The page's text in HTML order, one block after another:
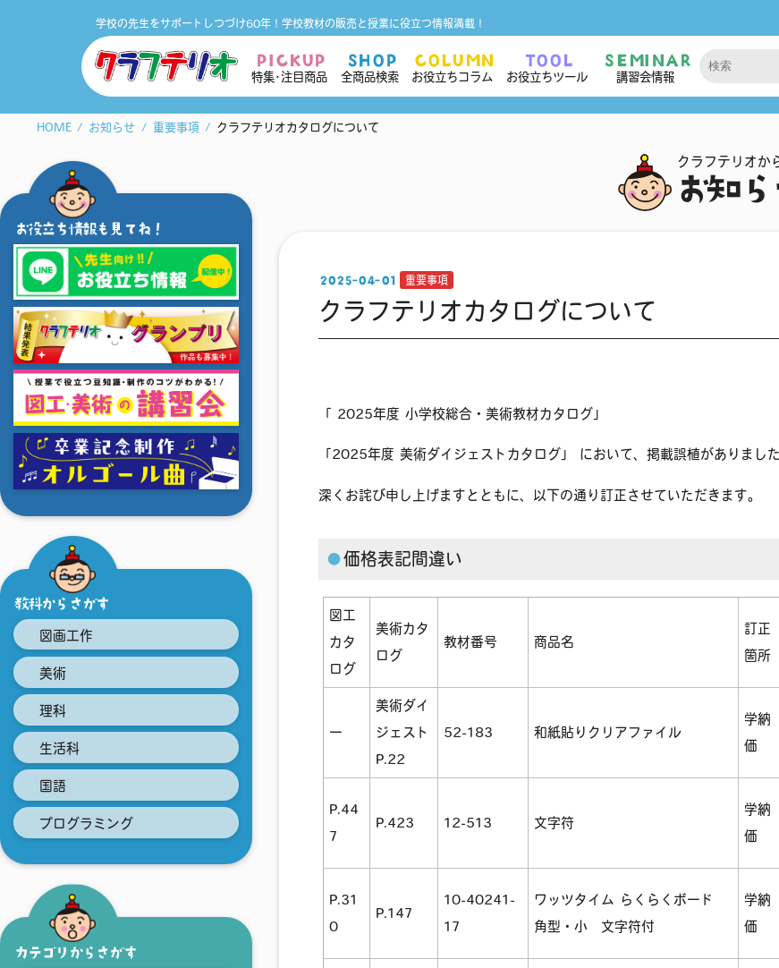
学校の先生をサポートしつづけ60年！ 学校教材の販売と授業に役立つ情報満載！
PICKUP
特集･注目商品
SHOP
全商品検索
COLUMN
お役立ちコラム
TOOL
お役立ちツール
SEMINAR
講習会情報
HOME お知らせ 重要事項 クラフテリオカタログについて
お役立ち情報も見てね！
教科からさがす
図画工作
美術
理科
生活科
国語
プログラミング
カテゴリからさがす
クラフテリオか
お知ら
2025-04-01 重要事項
クラフテリオカタログについて
「 2025年度 小学校総合・美術教材カタログ」
「2025年度 美術ダイジェストカタログ」 において、掲載誤植がありました
深くお詫び申し上げますとともに、以下の通り訂正させていただきます。
価格表記間違い
図工
カタ
ログ
美術カタ
ログ
教材番号 商品名
訂正
箇所
ー
美術ダイ
ジェスト
P.22
52-183 和紙貼りクリアファイル
学納
価
P.44
7
P.423 12-513 文字符
学納
価
P.31
0
P.147
10-40241-
17
ワッツタイム らくらくボード
角型・小 文字符付
学納
価